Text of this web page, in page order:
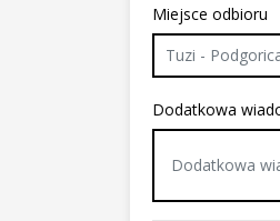
Miejsce odbioru
Tuzi -
Dodatkowa